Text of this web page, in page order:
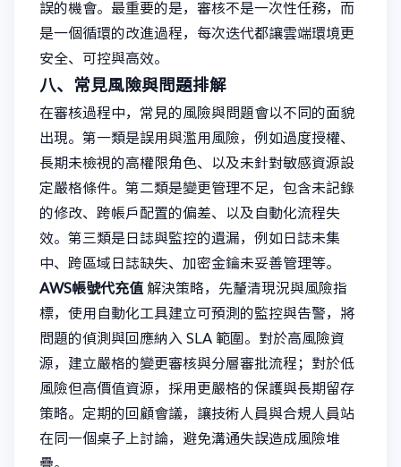
誤的機會。最重要的是，審核不是一次性任務，而
是一個循環的改進過程，每次迭代都讓雲端環境更
安全、可控與高效。
八、常見風險與問題排解
在審核過程中，常見的風險與問題會以不同的面貌
出現。第一類是誤用與濫用風險，例如過度授權、
長期未檢視的高權限角色、以及未針對敏感資源設
定嚴格條件。第二類是變更管理不足，包含未記錄
的修改、跨帳戶配置的偏差、以及自動化流程失
效。第三類是日誌與監控的遺漏，例如日誌未集
中、跨區域日誌缺失、加密金鑰未妥善管理等。
AWS帳號代充值 解決策略，先釐清現況與風險指
標，使用自動化工具建立可預測的監控與告警，將
問題的偵測與回應納入 SLA 範圍。對於高風險資
源，建立嚴格的變更審核與分層審批流程；對於低
風險但高價值資源，採用更嚴格的保護與長期留存
策略。定期的回顧會議，讓技術人員與合規人員站
在同一個桌子上討論，避免溝通失誤造成風險堆
疊。